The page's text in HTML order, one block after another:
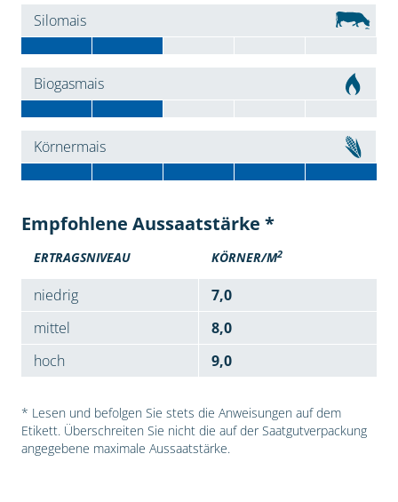
Silomais
Biogasmais
Körnermais
Empfohlene Aussaatstärke *
ERTRAGSNIVEAU KÖRNER/M2
niedrig
7,0
mittel
8,0
hoch
9,0
* Lesen und befolgen Sie stets die Anweisungen auf dem
Etikett. Überschreiten Sie nicht die auf der Saatgutverpackung
angegebene maximale Aussaatstärke.